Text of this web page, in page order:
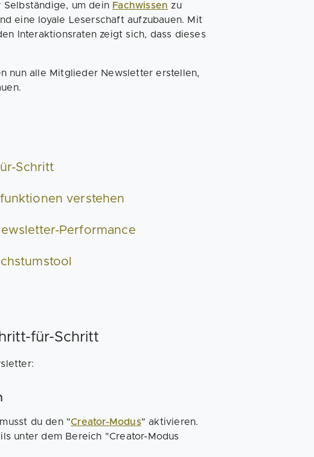
um dein Fachwissen zu
eine loyale Leserschaft aufzubauen. Mit
Interaktionsraten zeigt sich, dass dieses
nun alle Mitglieder Newsletter erstellen,
Schritt
verstehen
Performance
für-Schritt
du den "Creator-Modus" aktivieren.
unter dem Bereich "Creator-Modus